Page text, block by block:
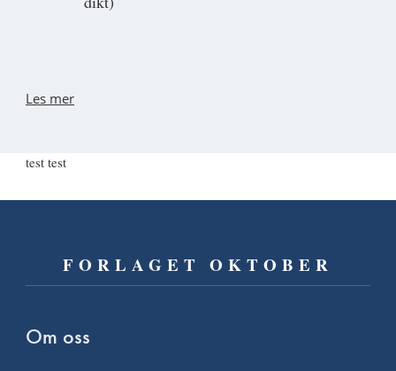
Les mer
test test
FORLAGET OKTOBER
Om oss